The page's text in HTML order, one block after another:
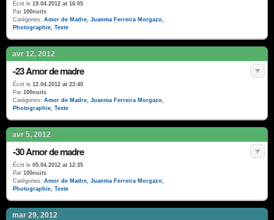
Écrit le 19.04.2012 at 16:05
Par 100nuits
Catégories: Amor de Madre, Juanma Ferreira Morgazo,
Photographie, Texte
avr 12, 2012
-23 Amor de madre
Écrit le 12.04.2012 at 23:40
Par 100nuits
Catégories: Amor de Madre, Juanma Ferreira Morgazo,
Photographie, Texte
avr 5, 2012
-30 Amor de madre
Écrit le 05.04.2012 at 12:35
Par 100nuits
Catégories: Amor de Madre, Juanma Ferreira Morgazo,
Photographie, Texte
mar 29, 2012